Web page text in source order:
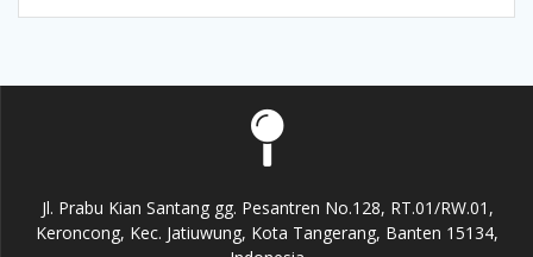
Jl. Prabu Kian Santang gg. Pesantren No.128, RT.01/RW.01,
Keroncong, Kec. Jatiuwung, Kota Tangerang, Banten 15134,